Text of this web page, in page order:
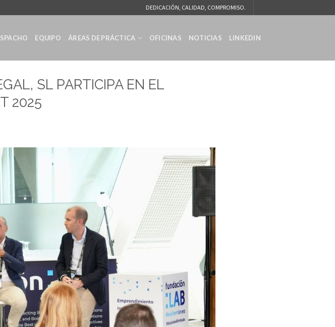
DEDICACIÓN, CALIDAD, COMPROMISO.
EQUIPO ÁREAS DE PRÁCTICA OFICINAS NOTICIAS LINKEDIN
SL PARTICIPA EN EL
2025